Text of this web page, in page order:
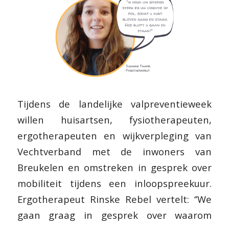
Tijdens de landelijke valpreventieweek
willen huisartsen, fysiotherapeuten,
ergotherapeuten en wijkverpleging van
Vechtverband met de inwoners van
Breukelen en omstreken in gesprek over
mobiliteit tijdens een inloopspreekuur.
Ergotherapeut Rinske Rebel vertelt: ‘’We
gaan graag in gesprek over waarom